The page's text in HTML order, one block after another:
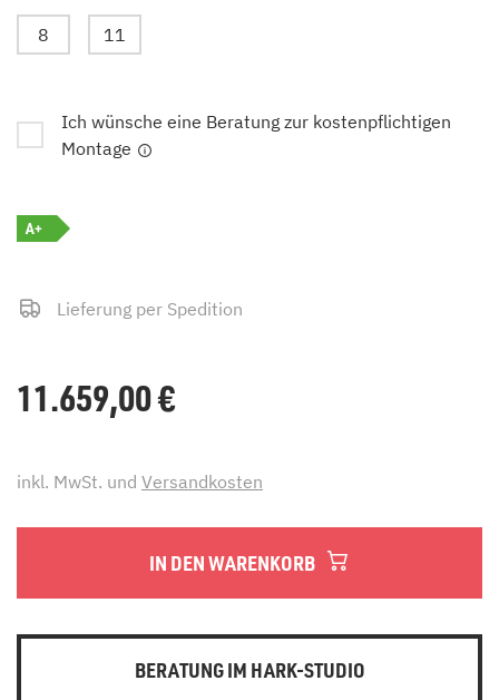
8 11
Ich wünsche eine Beratung zur kostenpflichtigen
Montage
A+
Lieferung per Spedition
11.659,00€
inkl. MwSt. und Versandkosten
IN DEN WARENKORB
BERATUNG IM HARK-STUDIO